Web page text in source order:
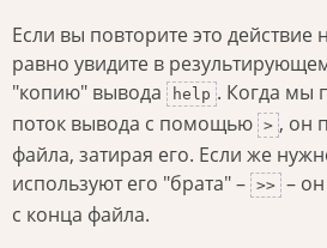
Если вы повторите это действие
равно увидите в
"копию" вывода
help . Когда мы
поток вывода с помощью > , он
файла, затирая его. Если же
используют его "брата" – >> –
с конца файла.